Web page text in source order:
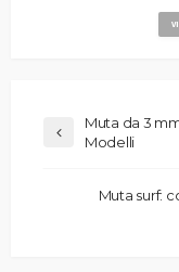
Muta da 3
Modelli
Muta surf: